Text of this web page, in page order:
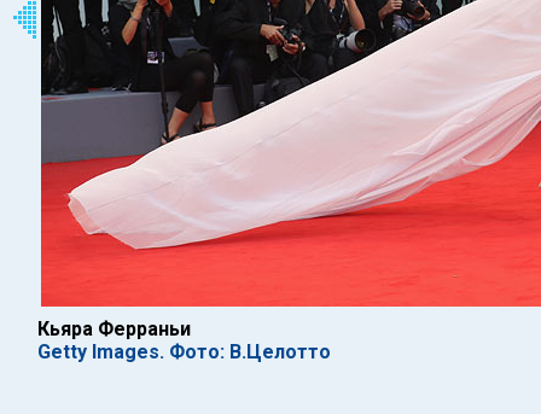
Кьяра Ферраньи
Getty Images. Фото: В.Целотто